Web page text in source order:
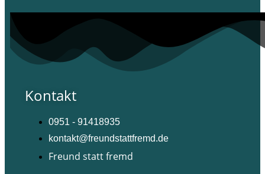
Kontakt
0951 - 91418935
kontakt@freundstattfremd.de
Freund statt fremd